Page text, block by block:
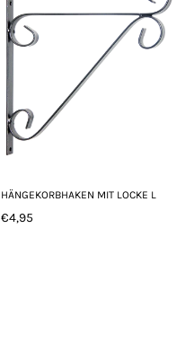
HÄNGEKORBHAKEN MIT LOCKE L
Normaler
€4,95